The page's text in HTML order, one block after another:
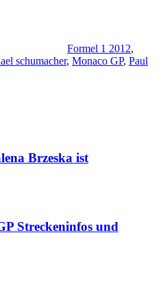
Formel 1 2012,
schumacher, Monaco GP, Paul
Brzeska ist
Streckeninfos und